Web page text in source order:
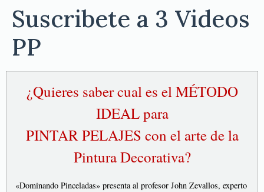
Suscribete a 3 Videos
PP
¿Quieres saber cual es el MÉTODO
IDEAL para
PINTAR PELAJES con el arte de la
Pintura Decorativa?
«Dominando Pinceladas» presenta al profesor John Zevallos, experto